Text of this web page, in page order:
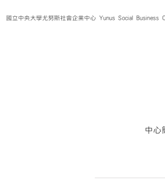
to國立中央大學尤努斯社會企業中心 Yunus Social Business
中心